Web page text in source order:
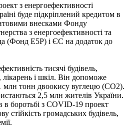
з енергоефективності
буде підкріплений кредитом в
внесками Фонду
з енергоефективності та
(Фонд Е5Р) і ЄС на додаток до
тисячі будівель,
і шкіл. Він допоможе
млн тонн двоокису вуглецю (CO2).
2,5 млн жителів України.
боротьбі з COVID-19 проект
стійкість громадських будівель,